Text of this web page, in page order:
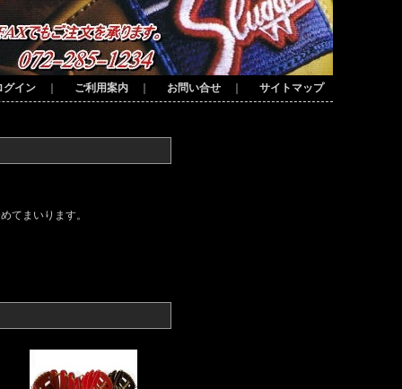
グイン ご利用案内 お問い合せ サイトマップ
てまいります。